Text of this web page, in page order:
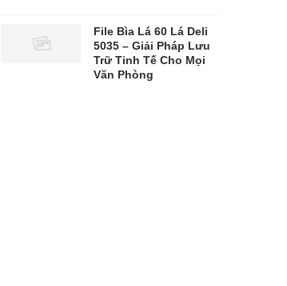
File Bìa Lá 60 Lá Deli
5035 – Giải Pháp Lưu
Trữ Tinh Tế Cho Mọi
Văn Phòng